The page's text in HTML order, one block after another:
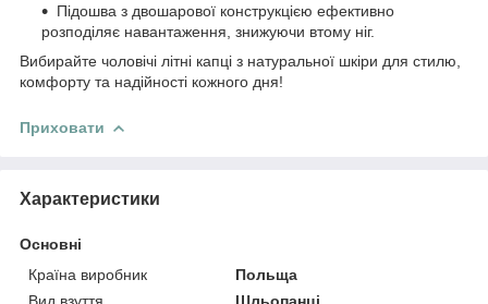
Підошва з двошарової конструкцією ефективно
розподіляє навантаження, знижуючи втому ніг.
Вибирайте чоловічі літні капці з натуральної шкіри для стилю,
комфорту та надійності кожного дня!
Приховати
Характеристики
Основні
Країна виробник
Польща
Вид взуття
Шльопанці